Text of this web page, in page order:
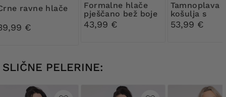
Crne ravne hlače
€
Formalne hlače
pješčano bež boje
43,99 €
Tamnoplava
košulja s
ovratnikom
53,99 €
SLIČNE PELERINE: